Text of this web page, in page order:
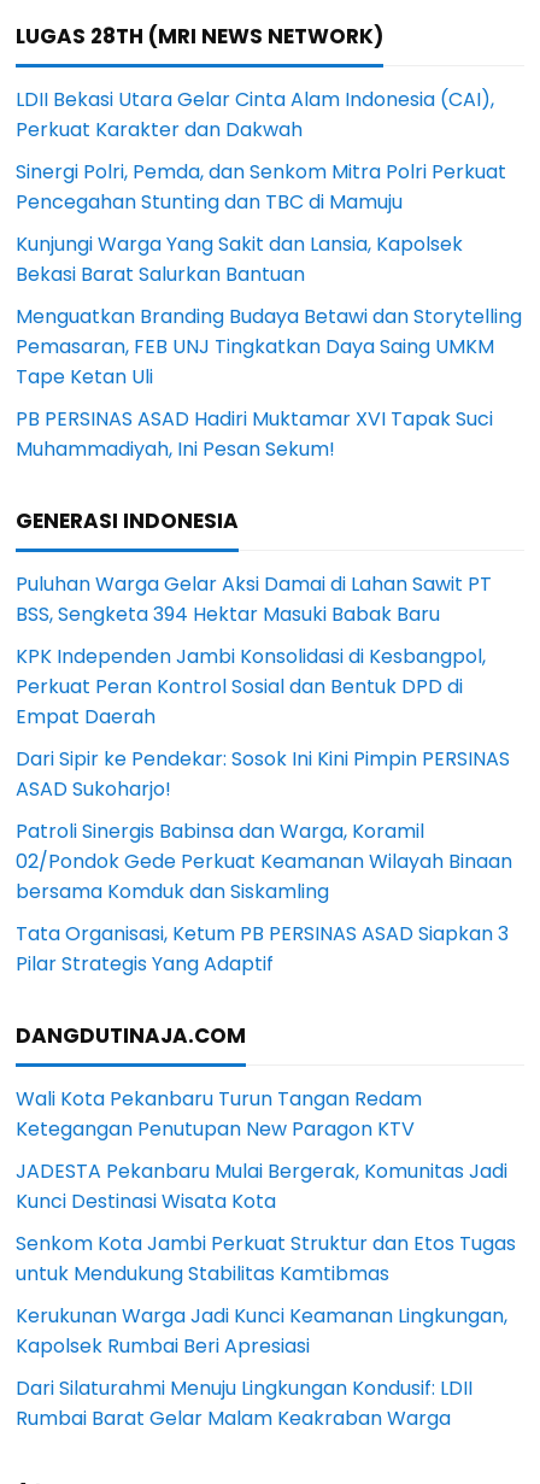
LUGAS 28TH (MRI NEWS NETWORK)
LDII Bekasi Utara Gelar Cinta Alam Indonesia (CAI),
Perkuat Karakter dan Dakwah
Sinergi Polri, Pemda, dan Senkom Mitra Polri Perkuat
Pencegahan Stunting dan TBC di Mamuju
Kunjungi Warga Yang Sakit dan Lansia, Kapolsek
Bekasi Barat Salurkan Bantuan
Menguatkan Branding Budaya Betawi dan Storytelling
Pemasaran, FEB UNJ Tingkatkan Daya Saing UMKM
Tape Ketan Uli
PB PERSINAS ASAD Hadiri Muktamar XVI Tapak Suci
Muhammadiyah, Ini Pesan Sekum!
GENERASI INDONESIA
Puluhan Warga Gelar Aksi Damai di Lahan Sawit PT
BSS, Sengketa 394 Hektar Masuki Babak Baru
KPK Independen Jambi Konsolidasi di Kesbangpol,
Perkuat Peran Kontrol Sosial dan Bentuk DPD di
Empat Daerah
Dari Sipir ke Pendekar: Sosok Ini Kini Pimpin PERSINAS
ASAD Sukoharjo!
Patroli Sinergis Babinsa dan Warga, Koramil
02/Pondok Gede Perkuat Keamanan Wilayah Binaan
bersama Komduk dan Siskamling
Tata Organisasi, Ketum PB PERSINAS ASAD Siapkan 3
Pilar Strategis Yang Adaptif
DANGDUTINAJA.COM
Wali Kota Pekanbaru Turun Tangan Redam
Ketegangan Penutupan New Paragon KTV
JADESTA Pekanbaru Mulai Bergerak, Komunitas Jadi
Kunci Destinasi Wisata Kota
Senkom Kota Jambi Perkuat Struktur dan Etos Tugas
untuk Mendukung Stabilitas Kamtibmas
Kerukunan Warga Jadi Kunci Keamanan Lingkungan,
Kapolsek Rumbai Beri Apresiasi
Dari Silaturahmi Menuju Lingkungan Kondusif: LDII
Rumbai Barat Gelar Malam Keakraban Warga